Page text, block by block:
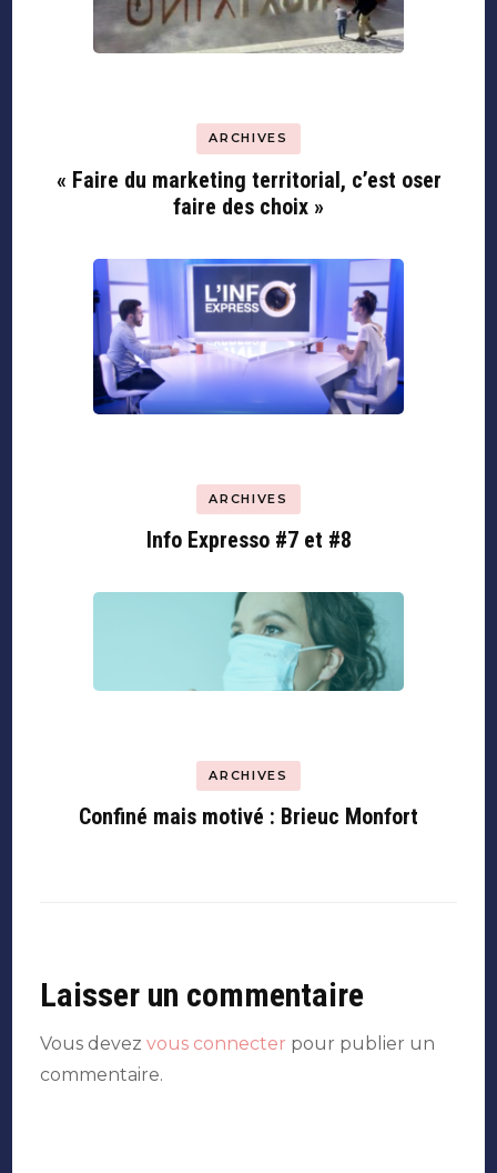
ARCHIVES
« Faire du marketing territorial, c’est oser
faire des choix »
ARCHIVES
Info Expresso #7 et #8
ARCHIVES
Confiné mais motivé : Brieuc Monfort
Laisser un commentaire
Vous devezvous connecter pour publier un
commentaire.